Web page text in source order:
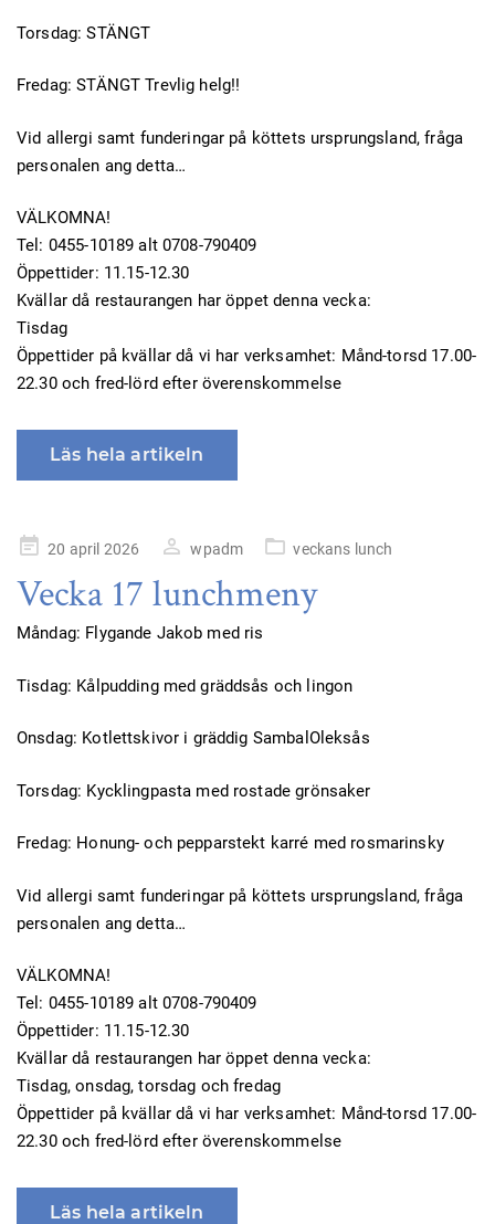
Torsdag: STÄNGT
Fredag: STÄNGT Trevlig helg!!
Vid allergi samt funderingar på köttets ursprungsland, fråga
personalen ang detta…
VÄLKOMNA!
Tel: 0455-10189 alt 0708-790409
Öppettider: 11.15-12.30
Kvällar då restaurangen har öppet denna vecka:
Tisdag
Öppettider på kvällar då vi har verksamhet: Månd-torsd 17.00-
22.30 och fred-lörd efter överenskommelse
Läs hela artikeln
Publicerad
20 april 2026 wpadm veckans lunch
Vecka 17 lunchmeny
Måndag: Flygande Jakob med ris
Tisdag: Kålpudding med gräddsås och lingon
Onsdag: Kotlettskivor i gräddig SambalOleksås
Torsdag: Kycklingpasta med rostade grönsaker
Fredag: Honung- och pepparstekt karré med rosmarinsky
Vid allergi samt funderingar på köttets ursprungsland, fråga
personalen ang detta…
VÄLKOMNA!
Tel: 0455-10189 alt 0708-790409
Öppettider: 11.15-12.30
Kvällar då restaurangen har öppet denna vecka:
Tisdag, onsdag, torsdag och fredag
Öppettider på kvällar då vi har verksamhet: Månd-torsd 17.00-
22.30 och fred-lörd efter överenskommelse
Läs hela artikeln